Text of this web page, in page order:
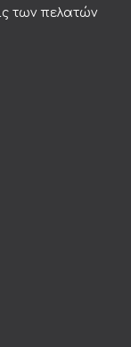
των πελατών